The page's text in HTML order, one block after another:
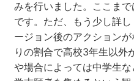
みを行いました。ここま
です。ただ、もう少し詳
ージョン後のアクション
りの割合で高校3年生以外
や場合によっては中学生